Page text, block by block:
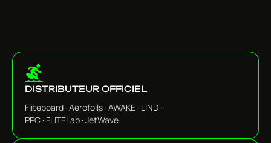
DISTRIBUTEUR OFFICIEL
Fliteboard · Aerofoils · AWAKE · LIND ·
PPC · FLITELab · JetWave